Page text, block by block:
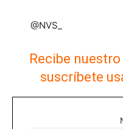
@NVS_
Recibe
suscríbete